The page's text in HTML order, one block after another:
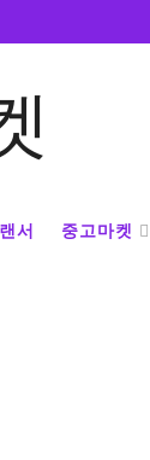
서 중고마켓